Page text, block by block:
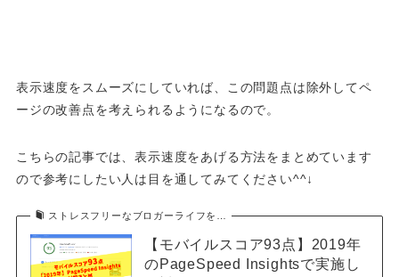
表示速度をスムーズにしていれば、この問題点は除外してペ
ージの改善点を考えられるようになるので。
こちらの記事では、表示速度をあげる方法をまとめています
ので参考にしたい人は目を通してみてください^^↓
ストレスフリーなブロガーライフを…
【モバイルスコア93点】2019年
のPageSpeed Insightsで実施し